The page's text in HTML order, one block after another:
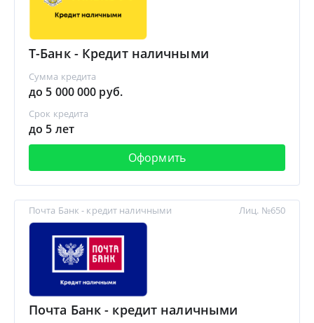
Т-Банк - Кредит наличными
Сумма кредита
до 5 000 000 руб.
Срок кредита
до 5 лет
Оформить
Почта Банк - кредит наличными
Почта Банк - кредит наличными
Лиц. №650